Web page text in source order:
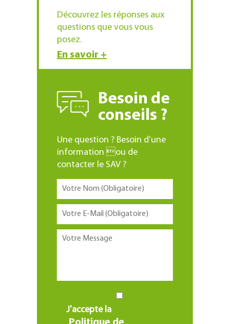
Découvrez les réponses aux
questions que vous vous
posez.
En savoir +
Besoin de
conseils ?
Une question ? Besoin d’une
information ou de
contacter le SAV ?
J'accepte la